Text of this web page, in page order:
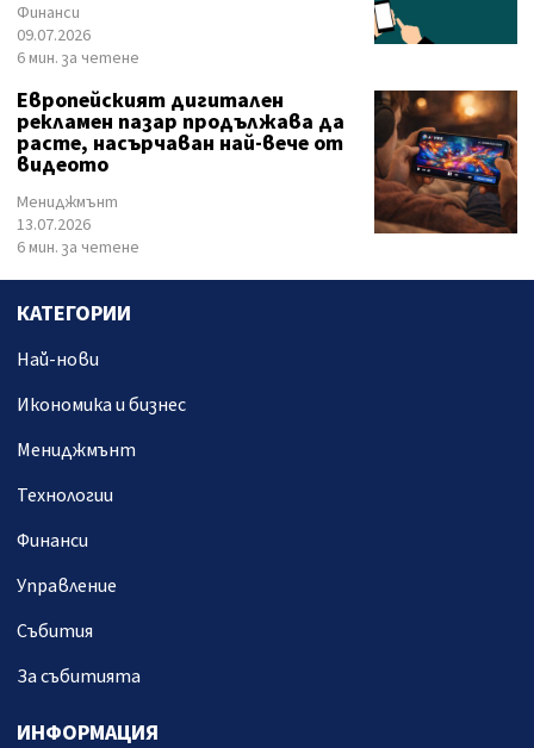
Финанси
09.07.2026
6 мин. за четене
Европейският дигитален
рекламен пазар продължава да
расте, насърчаван най-вече от
видеото
Мениджмънт
13.07.2026
6 мин. за четене
КАТЕГОРИИ
Най-нови
Икономика и бизнес
Мениджмънт
Технологии
Финанси
Управление
Събития
За събитията
ИНФОРМАЦИЯ